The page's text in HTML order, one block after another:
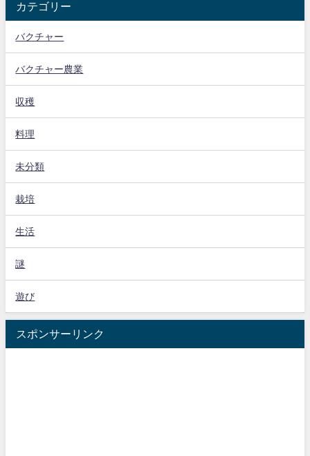
カテゴリー
バクチャー
バクチャー農業
収穫
料理
未分類
栽培
生活
謎
遊び
スポンサーリンク